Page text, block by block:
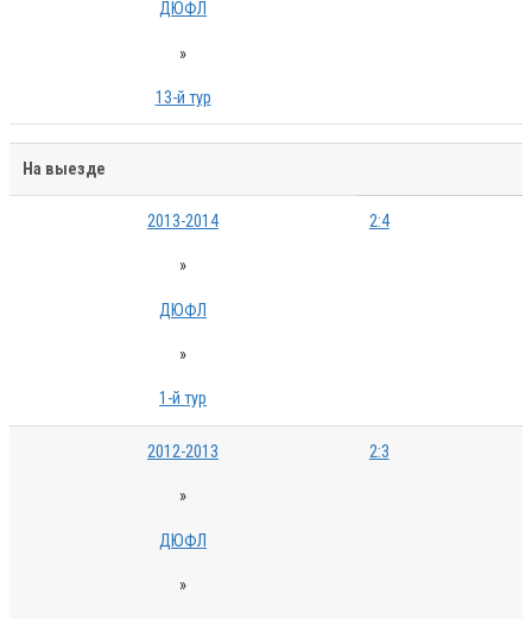
ДЮФЛ
»
13-й тур
На выезде
2013-2014
»
ДЮФЛ
»
1-й тур
2:4
2012-2013
»
ДЮФЛ
»
2:3